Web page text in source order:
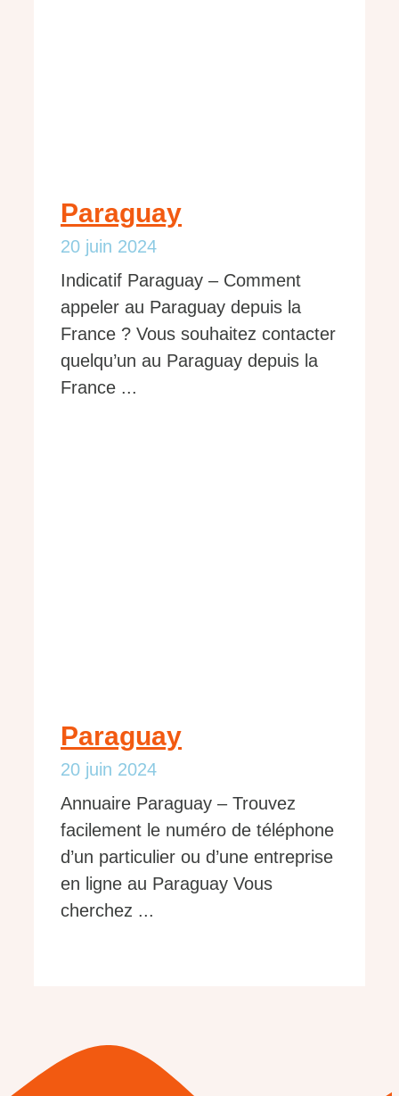
Paraguay
20 juin 2024
Indicatif Paraguay – Comment
appeler au Paraguay depuis la
France ? Vous souhaitez contacter
quelqu’un au Paraguay depuis la
France ...
Paraguay
20 juin 2024
Annuaire Paraguay – Trouvez
facilement le numéro de téléphone
d’un particulier ou d’une entreprise
en ligne au Paraguay Vous
cherchez ...